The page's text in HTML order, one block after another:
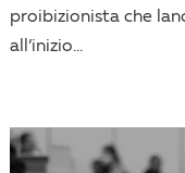
proibizionista che
all’inizio...